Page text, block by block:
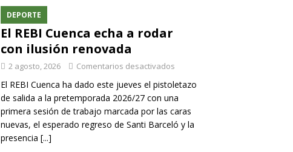
DEPORTE
El REBI Cuenca echa a rodar
con ilusión renovada
2 agosto, 2026 Comentarios desactivados
El REBI Cuenca ha dado este jueves el pistoletazo
de salida a la pretemporada 2026/27 con una
primera sesión de trabajo marcada por las caras
nuevas, el esperado regreso de Santi Barceló y la
presencia [...]